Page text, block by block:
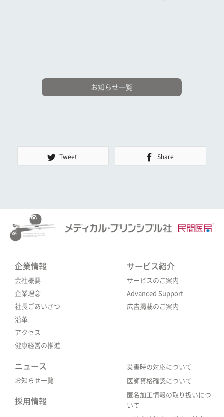
お知らせ一覧
Tweet Share
企業情報
会社概要
企業理念
社長ごあいさつ
沿革
アクセス
健康経営の推進
サービス紹介
サービスのご案内
Advanced Support
広告掲載のご案内
ニュース
お知らせ一覧
採用情報
災害時の対応について
医師資格確認について
匿名加工情報の取り扱いにつ
いて